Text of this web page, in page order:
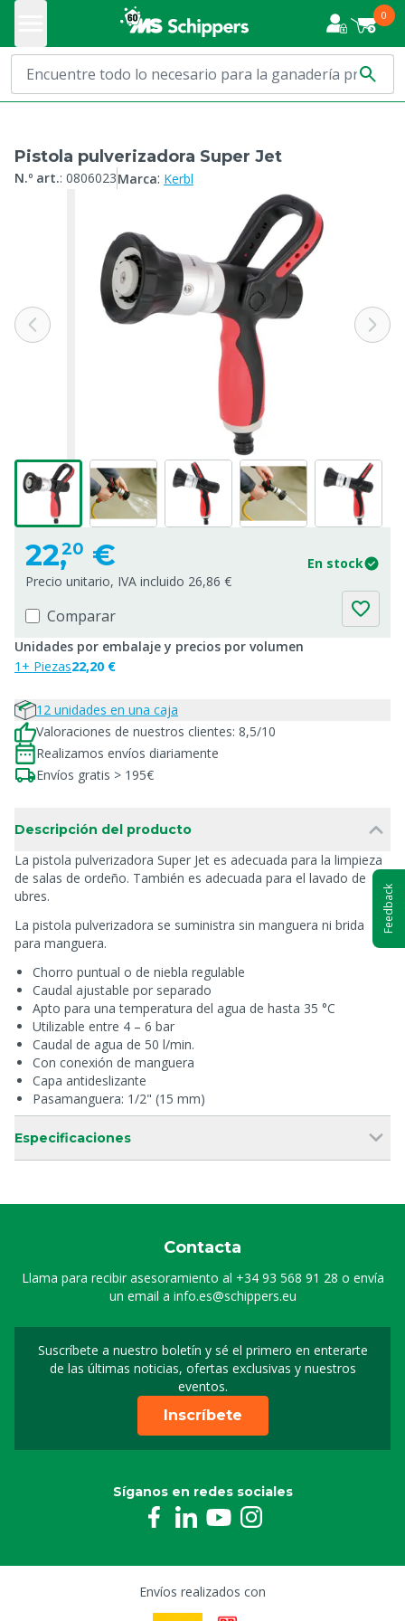
0
Pistola pulverizadora Super Jet
N.º art.: 0806023Marca: Kerbl
22,20 €
En stock
Precio unitario, IVA incluido 26,86 €
Comparar
Unidades por embalaje y precios por volumen
1+ Piezas22,20 €
12 unidades en una caja
Valoraciones de nuestros clientes: 8,5/10
Realizamos envíos diariamente
Envíos gratis > 195€
Descripción del producto
La pistola pulverizadora Super Jet es adecuada para la limpieza
de salas de ordeño. También es adecuada para el lavado de
ubres.
La pistola pulverizadora se suministra sin manguera ni brida
para manguera.
Chorro puntual o de niebla regulable
Caudal ajustable por separado
Apto para una temperatura del agua de hasta 35 °C
Utilizable entre 4 – 6 bar
Caudal de agua de 50 l/min.
Con conexión de manguera
Capa antideslizante
Pasamanguera: 1/2" (15 mm)
Especificaciones
Contacta
Llama para recibir asesoramiento al +34 93 568 91 28 o envía
un email a info.es@schippers.eu
Suscríbete a nuestro boletín y sé el primero en enterarte
de las últimas noticias, ofertas exclusivas y nuestros
eventos.
Suscripción a nuestro
Inscríbete
Síganos en redes sociales
Envíos realizados con
Feedback